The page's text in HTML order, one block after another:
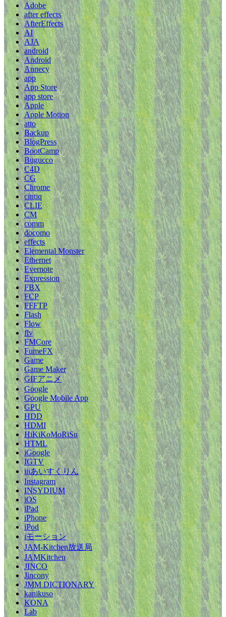
Adobe
after effects
AfterEffects
AI
AJA
android
Android
Annecy
app
App Store
app store
Apple
Apple Motion
atto
Backup
BlogPress
BootCamp
Bugucco
C4D
CG
Chrome
cintiq
CLIE
CM
comm
docomo
effects
Elemental Monster
Ethernet
Evernote
Expression
FBX
FCP
FFFTP
Flash
Flow
flv
FMCore
FumeFX
Game
Game Maker
GIFアニメ
Google
Google Mobile App
GPU
HDD
HDMI
HiKiKoMoRiSu
HTML
iGoogle
IGTV
iiiあいすくりん
Instagram
INSYDIUM
iOS
iPad
iPhone
iPod
iモーション
JAM-Kitchen放送局
JAMKitchen
JINCO
Jincony
JMM DICTIONARY
kanikuso
KONA
Lab